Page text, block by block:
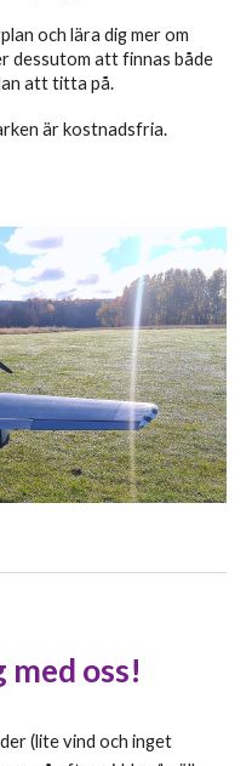
och lära dig mer om
dessutom att finnas både
att titta på.
är kostnadsfria.
med oss!
(lite vind och inget